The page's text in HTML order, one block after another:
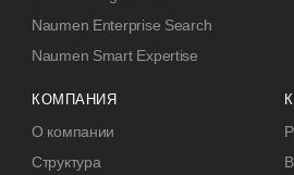
Naumen Enterprise Search
Naumen Smart Expertise
КОМПАНИЯ
О компании
Структура